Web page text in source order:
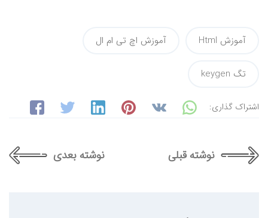
آموزش Html آموزش اچ تی ام ال
تگ keygen
اشتراک گذاری:
نوشته قبلی نوشته بعدی